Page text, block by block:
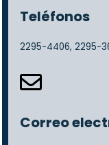
Teléfonos
2295-4406, 2295-
fa
fa-
o
Correo